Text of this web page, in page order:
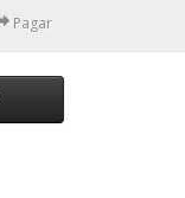
Pagar